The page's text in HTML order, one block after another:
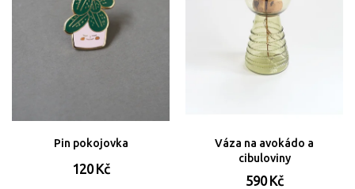
Pin pokojovka
120 Kč
Váza na avokádo a
cibuloviny
590 Kč